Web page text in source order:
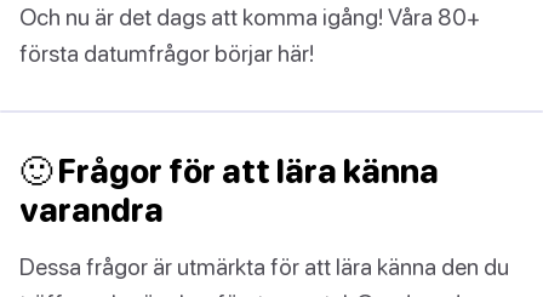
Och nu är det dags att komma igång! Våra 80+
första datumfrågor börjar här!
🙂 Frågor för att lära känna
varandra
Dessa frågor är utmärkta för att lära känna den du